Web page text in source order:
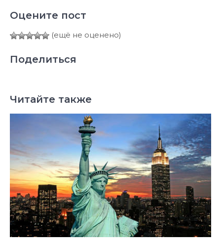
Оцените пост
(ещё не оценено)
Поделиться
Читайте также